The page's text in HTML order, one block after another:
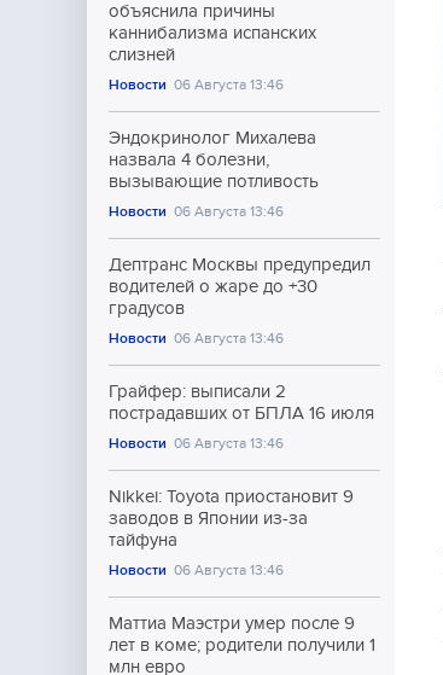
объяснила причины
каннибализма испанских
слизней
Новости 06 Августа 13:46
Эндокринолог Михалева
назвала 4 болезни,
вызывающие потливость
Новости 06 Августа 13:46
Дептранс Москвы предупредил
водителей о жаре до +30
градусов
Новости 06 Августа 13:46
Грайфер: выписали 2
пострадавших от БПЛА 16 июля
Новости 06 Августа 13:46
Nikkei: Toyota приостановит 9
заводов в Японии из-за
тайфуна
Новости 06 Августа 13:46
Маттиа Маэстри умер после 9
лет в коме; родители получили 1
млн евро